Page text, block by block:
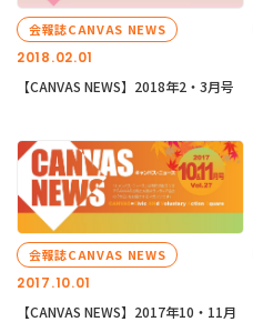
2018.02.01
会報誌CANVAS NEWS
【CANVAS NEWS】2018年2・3月号
2017.10.01
会報誌CANVAS NEWS
【CANVAS NEWS】2017年10・11月